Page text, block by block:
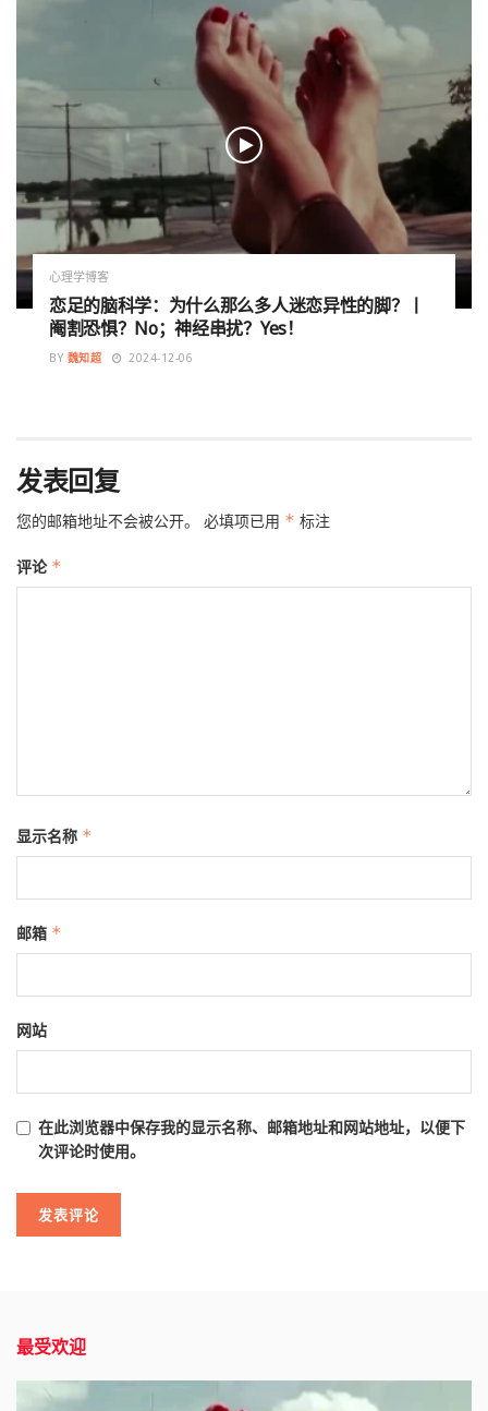
心理学博客
恋足的脑科学：为什么那么多人迷恋异性的脚？丨
阉割恐惧？No；神经串扰？Yes！
BY 魏知超 2024-12-06
发表回复
您的邮箱地址不会被公开。 必填项已用 * 标注
评论 *
显示名称 *
邮箱 *
网站
在此浏览器中保存我的显示名称、邮箱地址和网站地址，以便下
次评论时使用。
最受欢迎